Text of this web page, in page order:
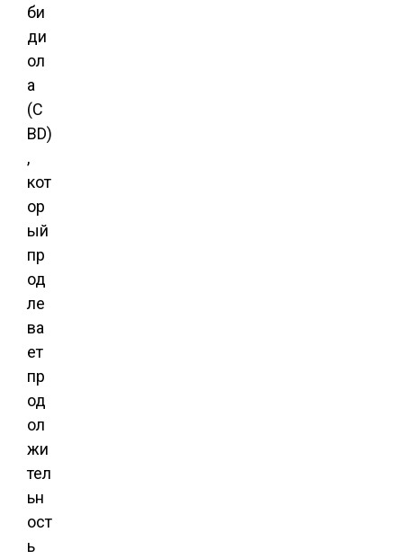
би
ди
ол
а
(C
BD)
,
кот
ор
ый
пр
од
ле
ва
ет
пр
од
ол
жи
тел
ьн
ост
ь